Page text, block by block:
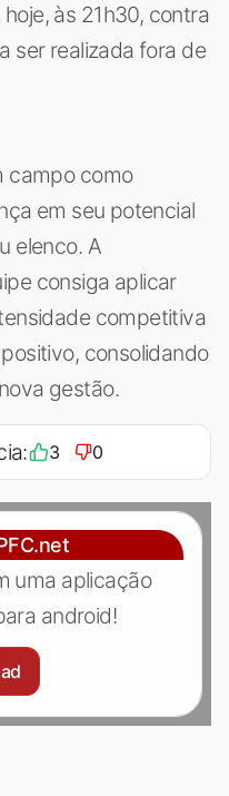
às 21h30, contra
ser realizada fora de
campo como
em seu potencial
elenco. A
consiga aplicar
competitiva
consolidando
gestão.
3 0
uma aplicação
android!